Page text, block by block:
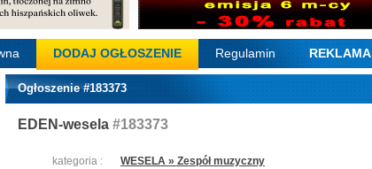
DODAJ OGŁOSZENIE Regulamin REKLAMA
Ogłoszenie #183373
EDEN-wesela #183373
kategoria :
WESELA » Zespół muzyczny